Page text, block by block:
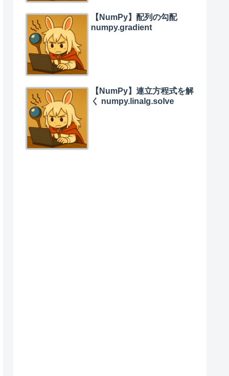
【NumPy】配列の勾配
numpy.gradient
【NumPy】連立方程式を解
く numpy.linalg.solve